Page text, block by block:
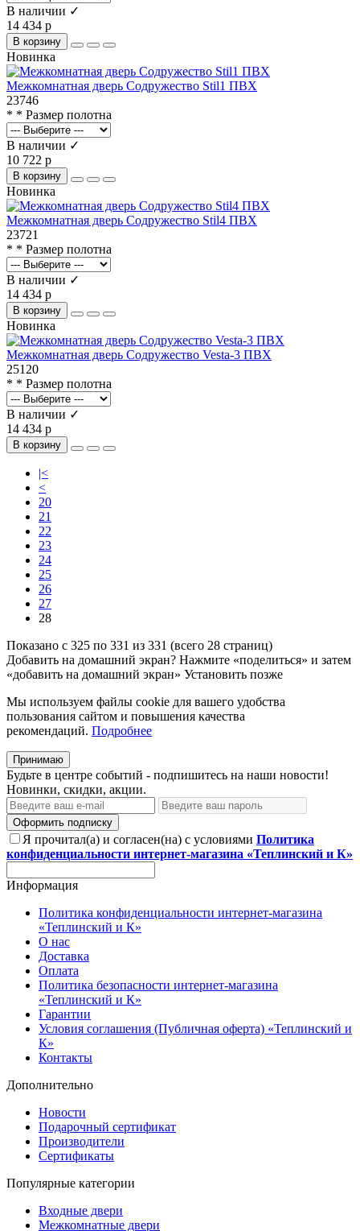
В наличии ✓
14 434 р
В корзину
Новинка
Межкомнатная дверь Содружество Stil1 ПВХ
23746
* * Размер полотна
В наличии ✓
10 722 р
В корзину
Новинка
Межкомнатная дверь Содружество Stil4 ПВХ
23721
* * Размер полотна
В наличии ✓
14 434 р
В корзину
Новинка
Межкомнатная дверь Содружество Vesta-3 ПВХ
25120
* * Размер полотна
В наличии ✓
14 434 р
В корзину
|<
<
20
21
22
23
24
25
26
27
28
Показано с 325 по 331 из 331 (всего 28 страниц)
Добавить на домашний экран? Нажмите «поделиться» и затем
«добавить на домашний экран» Установить позже
Мы используем файлы cookie для вашего удобства
пользования сайтом и повышения качества
рекомендаций. Подробнее
Принимаю
Будьте в центре событий - подпишитесь на наши новости!
Новинки, скидки, акции.
Оформить подписку
Я прочитал(а) и согласен(на) с условиями Политика
конфиденциальности интернет-магазина «Теплинский и К»
Информация
Политика конфиденциальности интернет-магазина
«Теплинский и К»
О нас
Доставка
Оплата
Политика безопасности интернет-магазина
«Теплинский и К»
Гарантии
Условия соглашения (Публичная оферта) «Теплинский и
К»
Контакты
Дополнительно
Новости
Подарочный сертификат
Производители
Сертификаты
Популярные категории
Входные двери
Межкомнатные двери